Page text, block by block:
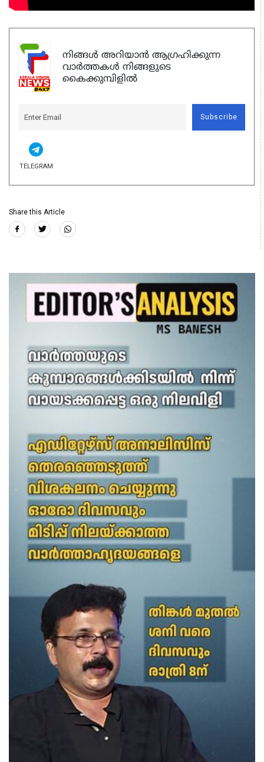
നിങ്ങൾ അറിയാൻ ആഗ്രഹിക്കുന്ന
വാർത്തകൾ നിങ്ങളുടെ
കൈക്കുമ്പിളിൽ
Subscribe
TELEGRAM
Share this Article